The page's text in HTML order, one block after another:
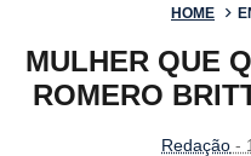
HOME
MULHER QUE
ROMERO
Redação -